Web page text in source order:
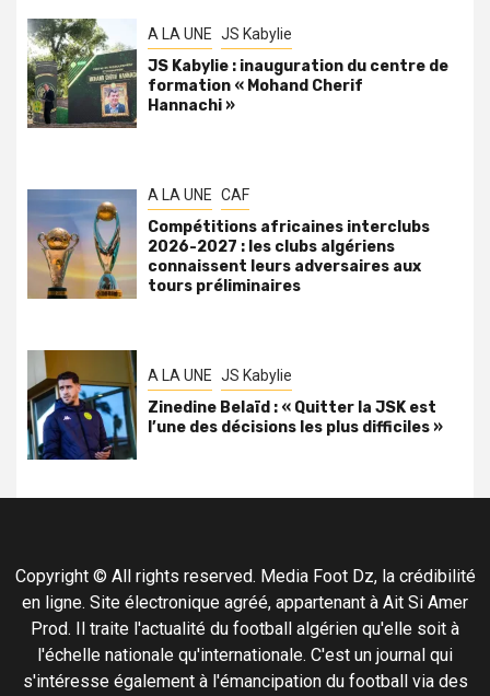
A LA UNE JS Kabylie
JS Kabylie : inauguration du centre de
formation « Mohand Cherif
Hannachi »
A LA UNE CAF
Compétitions africaines interclubs
2026-2027 : les clubs algériens
connaissent leurs adversaires aux
tours préliminaires
A LA UNE JS Kabylie
Zinedine Belaïd : « Quitter la JSK est
l’une des décisions les plus difficiles »
Copyright © All rights reserved. Media Foot Dz, la crédibilité
en ligne. Site électronique agréé, appartenant à Ait Si Amer
Prod. Il traite l'actualité du football algérien qu'elle soit à
l'échelle nationale qu'internationale. C'est un journal qui
s'intéresse également à l'émancipation du football via des